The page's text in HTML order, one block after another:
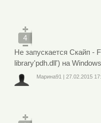
4
Не запускается Скайп -
library'pdh.dll') на
Марина91 |27.02.2015